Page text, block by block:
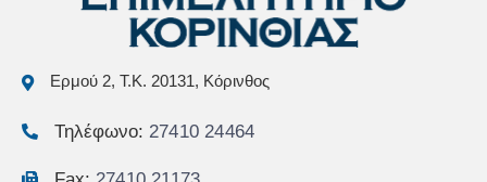
Ερμού 2, Τ.Κ. 20131, Κόρινθος
Τηλέφωνο: 27410 24464